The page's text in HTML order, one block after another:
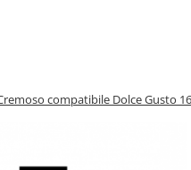
compatibile Dolce Gusto